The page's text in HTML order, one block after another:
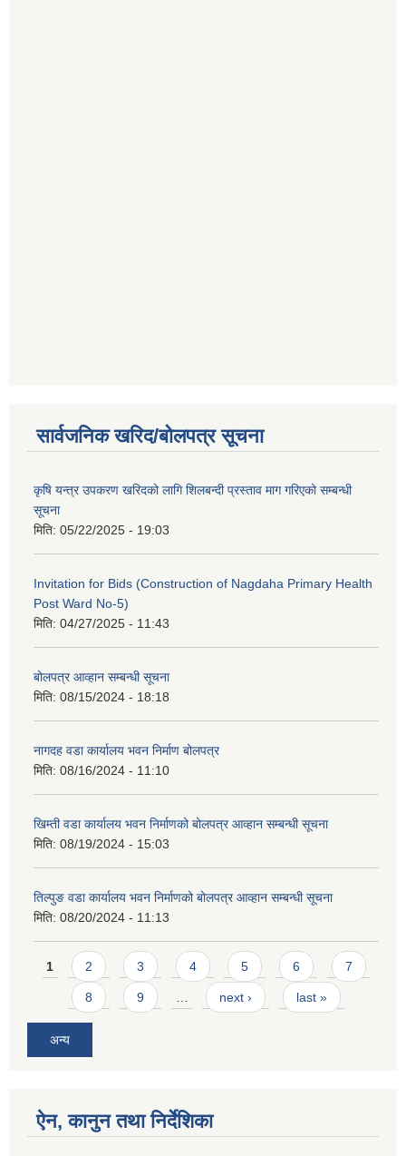
सार्वजनिक खरिद/बोलपत्र सूचना
कृषि यन्त्र उपकरण खरिदको लागि शिलबन्दी प्रस्ताव माग गरिएको सम्बन्धी
सूचना
मिति: 05/22/2025 - 19:03
Invitation for Bids (Construction of Nagdaha Primary Health
Post Ward No-5)
मिति: 04/27/2025 - 11:43
बोलपत्र आव्हान सम्बन्धी सूचना
मिति: 08/15/2024 - 18:18
नागदह वडा कार्यालय भवन निर्माण बोलपत्र
मिति: 08/16/2024 - 11:10
खिम्ती वडा कार्यालय भवन निर्माणको बोलपत्र आव्हान सम्बन्धी सूचना
मिति: 08/19/2024 - 15:03
तिल्पुङ वडा कार्यालय भवन निर्माणको बोलपत्र आव्हान सम्बन्धी सूचना
मिति: 08/20/2024 - 11:13
Pages
1 2 3 4 5 6 7
8 9 next › last »
अन्य
ऐन, कानुन तथा निर्देशिका